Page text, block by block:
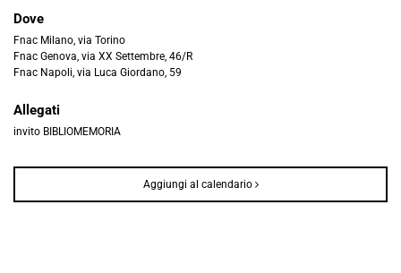
Dove
Fnac Milano, via Torino
Fnac Genova, via XX Settembre, 46/R
Fnac Napoli, via Luca Giordano, 59
Allegati
invito BIBLIOMEMORIA
Aggiungi al calendario